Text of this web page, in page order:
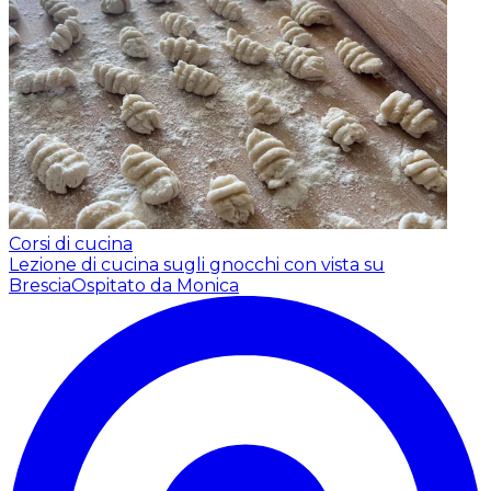
Corsi di cucina
Lezione di cucina sugli gnocchi con vista su
BresciaOspitato da Monica